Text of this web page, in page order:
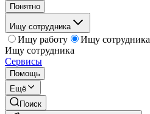
Понятно
Ищу сотрудника
Ищу работу
Ищу сотрудника
Ищу сотрудника
Сервисы
Помощь
Ещё
Поиск